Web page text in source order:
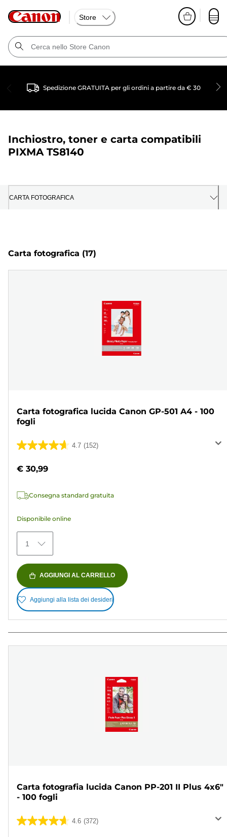
Store
Spedizione GRATUITA per gli ordini a partire da € 30
Inchiostro, toner e carta compatibili
PIXMA TS8140
CARTA FOTOGRAFICA
Carta fotografica (17)
Carta fotografica lucida Canon GP-501 A4 - 100
fogli
4.7 (152)
4.7
5
152
€ 30,99
Consegna standard gratuita
Disponibile online
1
AGGIUNGI AL CARRELLO
Aggiungi alla lista dei desideri
Carta fotografia lucida Canon PP-201 II Plus 4x6"
- 100 fogli
4.6 (372)
4.6